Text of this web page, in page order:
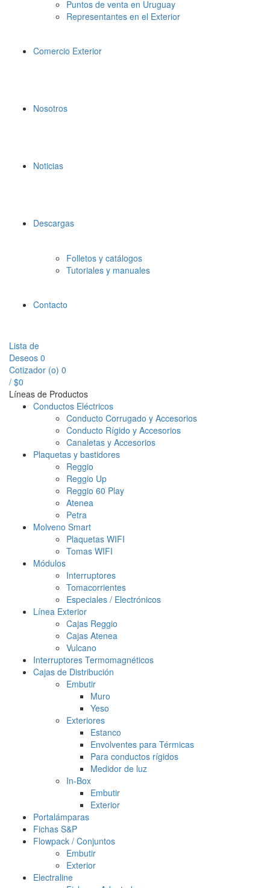
Puntos de venta en Uruguay
Representantes en el Exterior
Comercio Exterior
Nosotros
Noticias
Descargas
Folletos y catálogos
Tutoriales y manuales
Contacto
Lista de
Deseos 0
Cotizador (o) 0
/ $0
Líneas de Productos
Conductos Eléctricos
Conducto Corrugado y Accesorios
Conducto Rígido y Accesorios
Canaletas y Accesorios
Plaquetas y bastidores
Reggio
Reggio Up
Reggio 60 Play
Atenea
Petra
Molveno Smart
Plaquetas WIFI
Tomas WIFI
Módulos
Interruptores
Tomacorrientes
Especiales / Electrónicos
Línea Exterior
Cajas Reggio
Cajas Atenea
Vulcano
Interruptores Termomagnéticos
Cajas de Distribución
Embutir
Muro
Yeso
Exteriores
Estanco
Envolventes para Térmicas
Para conductos rígidos
Medidor de luz
In-Box
Embutir
Exterior
Portalámparas
Fichas S&P
Flowpack / Conjuntos
Embutir
Exterior
Electraline